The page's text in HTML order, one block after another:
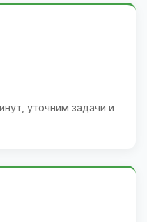
уточним задачи и